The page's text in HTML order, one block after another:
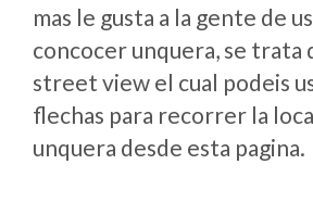
mas le gusta a la gente de
concocer unquera, se trata
street view el cual podeis
flechas para recorrer la
unquera desde esta pagina.